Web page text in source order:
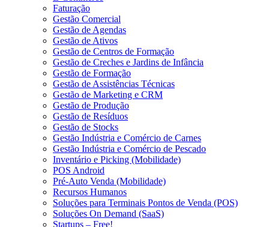
Faturação
Gestão Comercial
Gestão de Agendas
Gestão de Ativos
Gestão de Centros de Formação
Gestão de Creches e Jardins de Infância
Gestão de Formação
Gestão de Assistências Técnicas
Gestão de Marketing e CRM
Gestão de Produção
Gestão de Resíduos
Gestão de Stocks
Gestão Indústria e Comércio de Carnes
Gestão Indústria e Comércio de Pescado
Inventário e Picking (Mobilidade)
POS Android
Pré-Auto Venda (Mobilidade)
Recursos Humanos
Soluções para Terminais Pontos de Venda (POS)
Soluções On Demand (SaaS)
Startups – Free!